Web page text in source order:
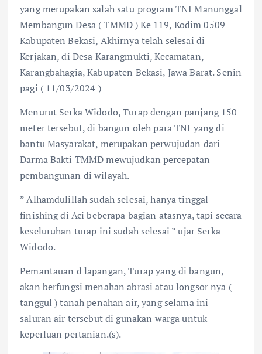
yang merupakan salah satu program TNI Manunggal
Membangun Desa ( TMMD ) Ke 119, Kodim 0509
Kabupaten Bekasi, Akhirnya telah selesai di
Kerjakan, di Desa Karangmukti, Kecamatan,
Karangbahagia, Kabupaten Bekasi, Jawa Barat. Senin
pagi ( 11/03/2024 )
Menurut Serka Widodo, Turap dengan panjang 150
meter tersebut, di bangun oleh para TNI yang di
bantu Masyarakat, merupakan perwujudan dari
Darma Bakti TMMD mewujudkan percepatan
pembangunan di wilayah.
” Alhamdulillah sudah selesai, hanya tinggal
finishing di Aci beberapa bagian atasnya, tapi secara
keseluruhan turap ini sudah selesai ” ujar Serka
Widodo.
Pemantauan d lapangan, Turap yang di bangun,
akan berfungsi menahan abrasi atau longsor nya (
tanggul ) tanah penahan air, yang selama ini
saluran air tersebut di gunakan warga untuk
keperluan pertanian.(s).